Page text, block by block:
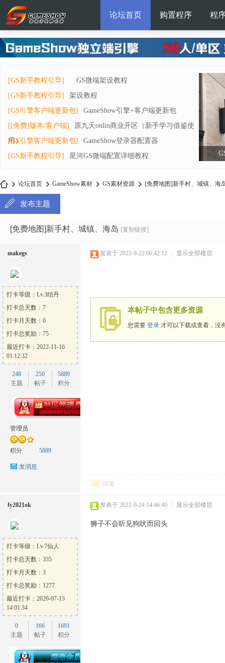
论坛首页 购置程序 程
[GS新手教程引导]
GS微端架设教程
[GS新手教程引导]
架设教程
[GS引擎客户端更新包]
GameShow引擎+客户端更新包
[[免费]版本/客户端]
原九天onlin商业开区（新手学习借鉴使
用）
[GS引擎客户端更新包]
GameShow登录器配置器
[GS新手教程引导]
星河GS微端配置详细教程
me
»
论坛首页
›
GameShow素材
›
GS素材资源
›
[免费地图]新手村、城镇、海
发布主题
[免费地图]新手村、城镇、海岛 [复制链接]
makegs
打卡等级：Lv.3结丹
打卡总天数：7
打卡月天数：0
打卡总奖励：75
最近打卡：2022-11-16
01:12:32
248
主题
250
帖子
5889
积分
管理员
积分 5889
发消息
发表于 2022-9-22 00:42:12 显示全部楼层
本帖子中包含更多资源
您需要 登录 才可以下载或查看，没
回复
fy2021ok
打卡等级：Lv.7仙人
打卡总天数：335
打卡月天数：3
打卡总奖励：1277
最近打卡：2026-07-13
14:01:34
0
主题
166
帖子
1691
积分
发表于 2022-9-24 14:46:40 显示全部楼层
狮子不会听见狗吠而回头